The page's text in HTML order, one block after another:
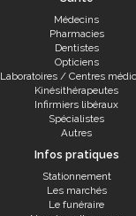
Médecins
Pharmacies
Dentistes
Opticiens
Laboratoires / Centres
Kinésithérapeutes
Infirmiers libéraux
Spécialistes
Autres
Infos pratiques
Stationnement
Les marchés
Le funéraire